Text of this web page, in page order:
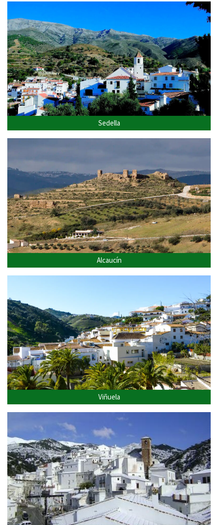
Sedella
Alcaucín
Viñuela